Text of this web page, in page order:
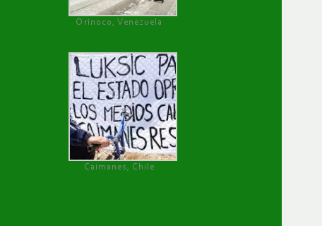
Orinoco, Venezuela
Caimanes, Chile